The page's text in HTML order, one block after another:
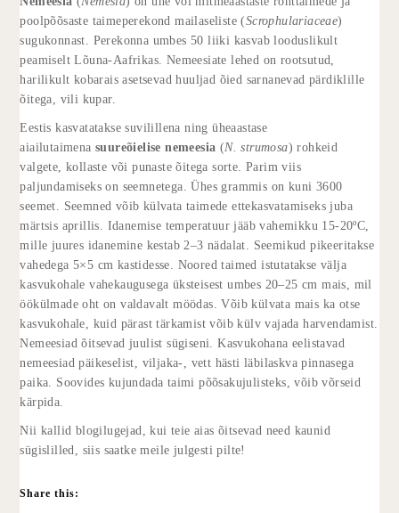
poolpõõsaste taimeperekond mailaseliste (Scrophulariaceae)
sugukonnast. Perekonna umbes 50 liiki kasvab looduslikult
peamiselt Lõuna-Aafrikas. Nemeesiate lehed on rootsutud,
harilikult kobarais asetsevad huuljad õied sarnanevad pärdiklille
õitega, vili kupar.
Eestis kasvatatakse suvilillena ning üheaastase
aiailutaimenasuureõielise nemeesia (N. strumosa) rohkeid
valgete, kollaste või punaste õitega sorte. Parim viis
paljundamiseks on seemnetega. Ühes grammis on kuni 3600
seemet. Seemned võib külvata taimede ettekasvatamiseks juba
märtsis aprillis. Idanemise temperatuur jääb vahemikku 15-20ºC,
mille juures idanemine kestab 2–3 nädalat. Seemikud pikeeritakse
vahedega 5×5 cm kastidesse. Noored taimed istutatakse välja
kasvukohale vahekaugusega üksteisest umbes 20–25 cm mais, mil
öökülmade oht on valdavalt möödas. Võib külvata mais ka otse
kasvukohale, kuid pärast tärkamist võib külv vajada harvendamist.
Nemeesiad õitsevad juulist sügiseni. Kasvukohana eelistavad
nemeesiad päikeselist, viljaka-, vett hästi läbilaskva pinnasega
paika. Soovides kujundada taimi põõsakujulisteks, võib võrseid
kärpida.
Nii kallid blogilugejad, kui teie aias õitsevad need kaunid
sügislilled, siis saatke meile julgesti pilte!
Share this: